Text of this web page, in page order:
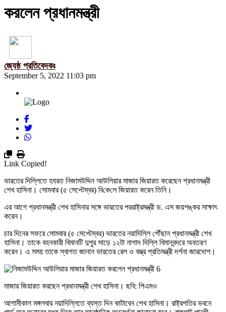
করলেন প্রধানমন্ত্রী
জ্যেষ্ঠ প্রতিবেদকঃ
September 5, 2022 11:03 pm
Link Copied!
ভারতের দিল্লিতে হযরত নিজামউদ্দিন আউলিয়ার মাজার জিয়ারত করেছেন প্রধানমন্ত্রী
শেখ হাসিনা। সোমবার (৫ সেপ্টেম্বর) বি‌কে‌লে জিয়ারত করেন তিনি।
এর আগে প্রধানমন্ত্রী শেখ হাসিনার সঙ্গে ভারতের পররাষ্ট্রমন্ত্রী ড. এস জয়শঙ্কর সাক্ষাৎ
করেন।
চার দিনের সফরে সোমবার (৫ সেপ্টেম্বর) ভারতের নয়াদিল্লি পৌঁছান প্রধানমন্ত্রী শেখ
হাসিনা। তাকে বহনকারী বিমানটি দুপুর সাড়ে ১২টা নাগাদ দিল্লি বিমানবন্দরে অবতরণ
করেন। এ সময় তাকে স্বাগত জানান ভারতের রেল ও বস্ত্র প্রতিমন্ত্রী দর্শনা জারদোশ।
মাজার জিয়ারত করছেন প্রধানমন্ত্রী শেখ হাসিনা। ছবি: পিএমও
আগামীকাল মঙ্গলবার নয়াদিল্লিতে ব্যস্ত দিন কাটাবেন শেখ হাসিনা। রাষ্ট্রপতির ভবনে